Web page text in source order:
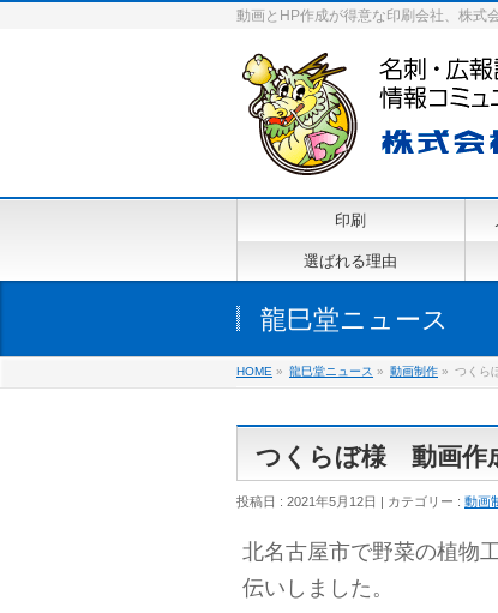
動画とHP作成が得意な印刷会社、株式
印刷
選ばれる理由
龍巳堂ニュース
HOME » 龍巳堂ニュース » 動画制作 » つくら
つくらぼ様 動画作
投稿日 : 2021年5月12日 カテゴリー : 動画
北名古屋市で野菜の植物
伝いしました。